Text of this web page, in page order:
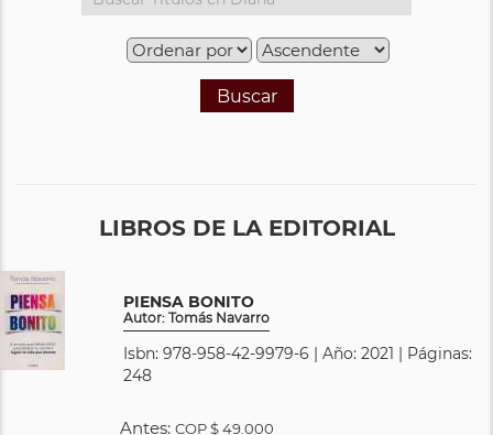
Buscar
LIBROS DE LA EDITORIAL
PIENSA BONITO
Autor: Tomás Navarro
Isbn: 978-958-42-9979-6 | Año: 2021 | Páginas:
248
Antes:COP$ 49.000